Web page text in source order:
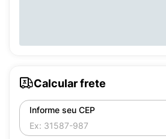
Calcular frete
Informe seu CEP